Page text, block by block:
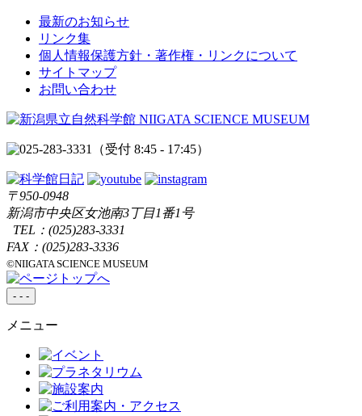
最新のお知らせ
リンク集
個人情報保護方針・著作権・リンクについて
サイトマップ
お問い合わせ
（受付 8:45 - 17:45）
〒950-0948
新潟市中央区女池南3丁目1番1号
TEL： (025)283-3331
FAX：(025)283-3336
©NIIGATA SCIENCE MUSEUM
- - -
メニュー